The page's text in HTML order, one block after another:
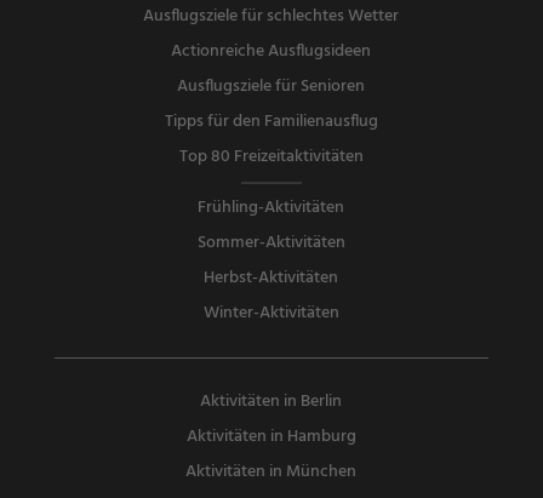
Ausflugsziele für schlechtes Wetter
Actionreiche Ausflugsideen
Ausflugsziele für Senioren
Tipps für den Familienausflug
Top 80 Freizeitaktivitäten
Frühling-Aktivitäten
Sommer-Aktivitäten
Herbst-Aktivitäten
Winter-Aktivitäten
Aktivitäten in Berlin
Aktivitäten in Hamburg
Aktivitäten in München